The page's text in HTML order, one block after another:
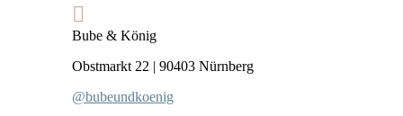
Bube & König
Obstmarkt 22 | 90403 Nürnberg
@bubeundkoenig